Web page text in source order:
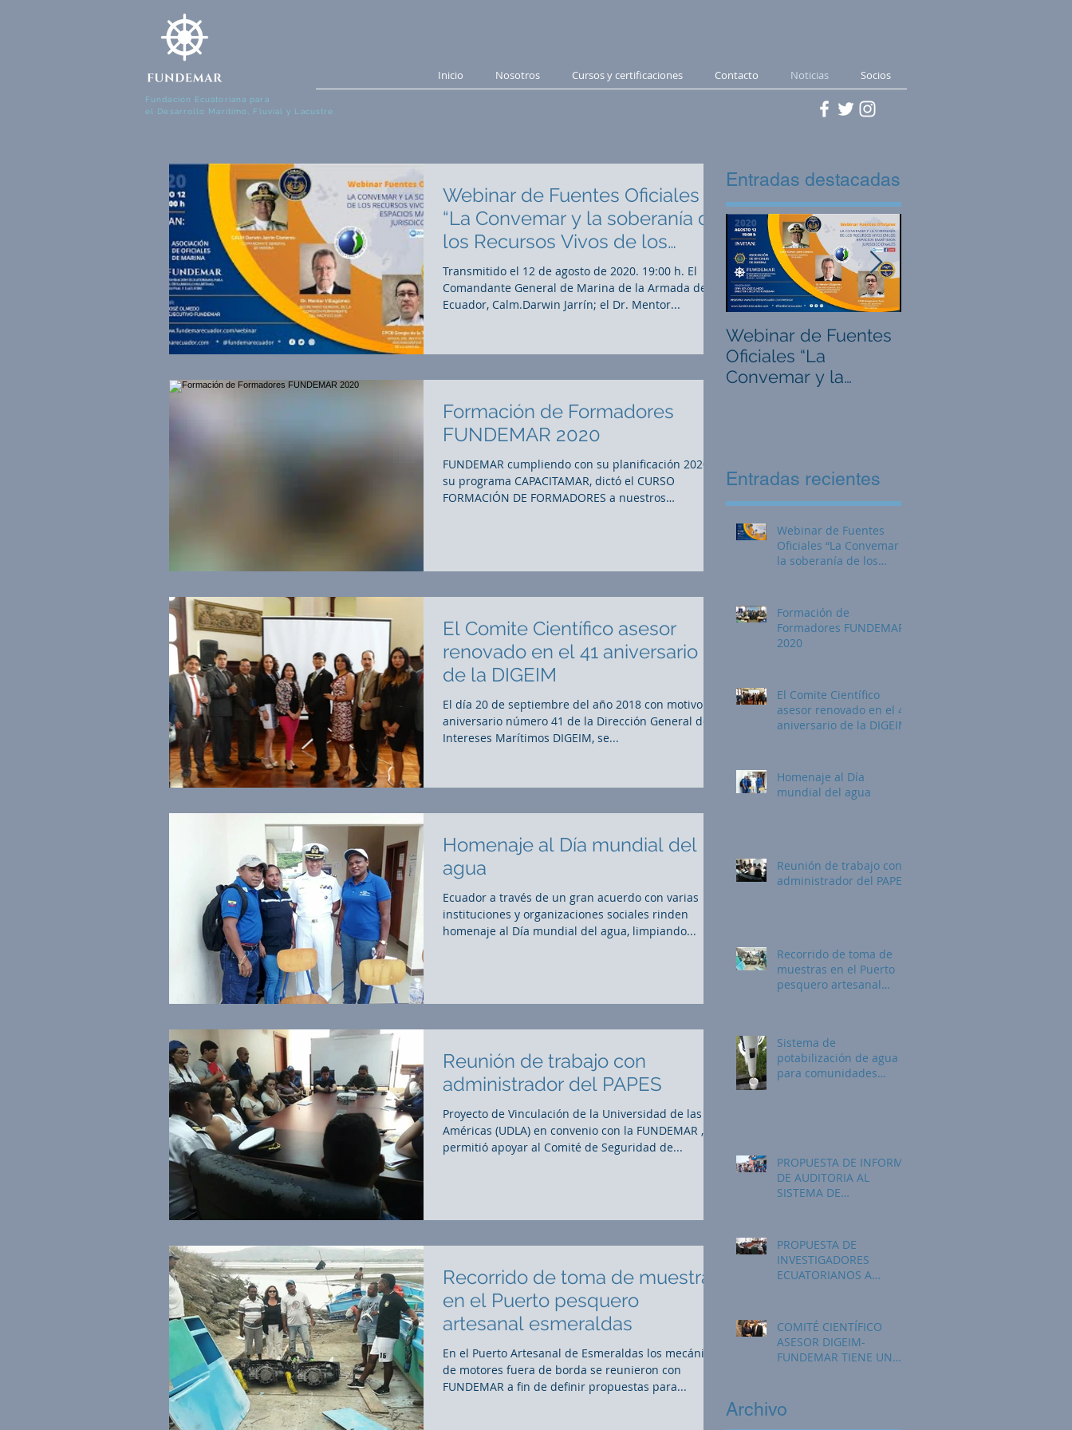
Inicio Nosotros Cursos y certificaciones Contacto Noticias Socios
Fundación Ecuatoriana para
el Desarrollo Marítimo, Fluvial y Lacustre.
Webinar de Fuentes Oficiales
“La Convemar y la soberanía de
los Recursos Vivos de los
espacios marít
Transmitido el 12 de agosto de 2020. 19:00 h. El
Comandante General de Marina de la Armada del
Ecuador, Calm.Darwin Jarrín; el Dr. Mentor...
Formación de Formadores
FUNDEMAR 2020
FUNDEMAR cumpliendo con su planificación 2020 y
su programa CAPACITAMAR, dictó el CURSO
FORMACIÓN DE FORMADORES a nuestros
El Comite Científico asesor
renovado en el 41 aniversario
de la DIGEIM
El día 20 de septiembre del año 2018 con motivo del
aniversario número 41 de la Dirección General de
Intereses Marítimos DIGEIM, se...
Homenaje al Día mundial del
agua
Ecuador a través de un gran acuerdo con varias
instituciones y organizaciones sociales rinden
homenaje al Día mundial del agua, limpiando...
Reunión de trabajo con
administrador del PAPES
Proyecto de Vinculación de la Universidad de las
Américas (UDLA) en convenio con la FUNDEMAR ,
permitió apoyar al Comité de Seguridad de...
Recorrido de toma de muestras
en el Puerto pesquero
artesanal esmeraldas
En el Puerto Artesanal de Esmeraldas los mecánicos
de motores fuera de borda se reunieron con
FUNDEMAR a fin de definir propuestas para...
Entradas destacadas
Webinar de Fuentes
Oficiales “La
Convemar y la
Entradas recientes
Webinar de Fuentes
Oficiales “La Convemar y
la soberanía de los
Formación de
Formadores FUNDEMAR
2020
El Comite Científico
asesor renovado en el 41
aniversario de la DIGEIM
Homenaje al Día
mundial del agua
Reunión de trabajo con
administrador del PAPES
Recorrido de toma de
muestras en el Puerto
pesquero artesanal
Sistema de
potabilización de agua
para comunidades
PROPUESTA DE INFORME
DE AUDITORIA AL
SISTEMA DE
GESTIÓN AMBIENT
PROPUESTA DE
INVESTIGADORES
ECUATORIANOS A
COMITÉ CIENTÍFICO
ASESOR DIGEIM-
FUNDEMAR TIENE UN
Archivo